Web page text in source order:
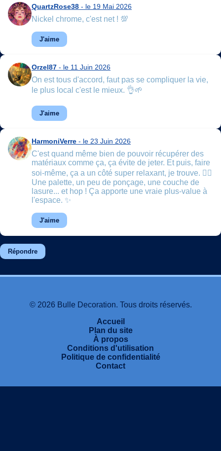
QuartzRose38 - le 19 Mai 2026
Nickel chrome, c'est net ! 💯
J'aime
Orzel87 - le 11 Juin 2026
On est tous d'accord, faut pas se compliquer la vie,
le plus local c'est le mieux. 👌🌱
J'aime
HarmoniVerre - le 23 Juin 2026
C'est quand même bien de pouvoir récupérer des
matériaux comme ça, ça évite de jeter. Et puis, faire
soi-même, ça a un côté super relaxant, je trouve. 🧘‍♀️
Une palette, un peu de ponçage, une couche de
lasure... et hop ! Ça apporte une vraie plus-value à
l'espace. ✨
J'aime
Répondre
© 2026 Bulle Decoration. Tous droits réservés.
Accueil
Plan du site
À propos
Conditions d'utilisation
Politique de confidentialité
Contact